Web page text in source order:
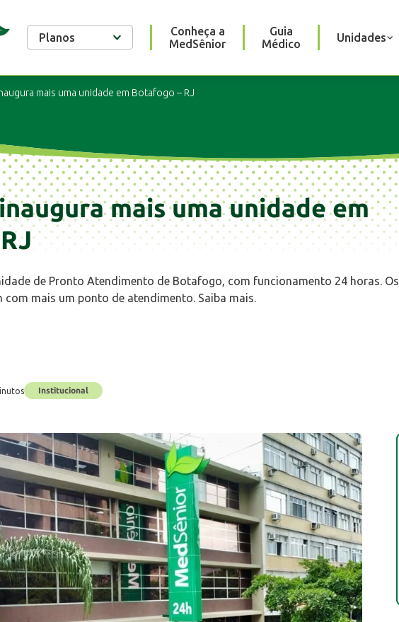
Planos
Conheça a
MedSênior
Guia
Médico
Unidades
mais uma unidade em Botafogo – RJ
mais uma unidade em
de Pronto Atendimento de Botafogo, com funcionamento 24 horas. Os
mais um ponto de atendimento. Saiba mais.
Institucional